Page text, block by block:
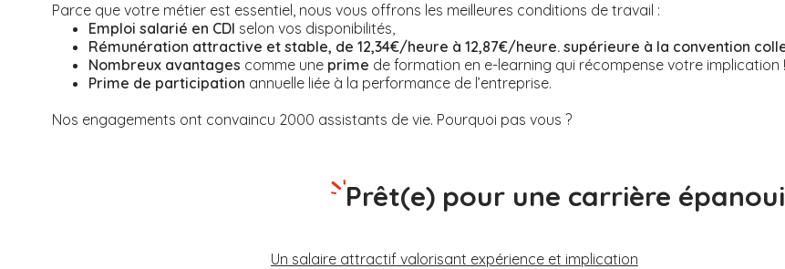
Parce que votre métier est essentiel, nous vous offrons les meilleures conditions de travail :
Emploi salarié en CDI selon vos disponibilités,
Rémunération attractive et stable, de 12,34€/heure à 12,87€/heure. supérieure à la convention
Nombreux avantages comme une prime de formation en e-learning qui récompense votre implication !
Prime de participation annuelle liée à la performance de l’entreprise.
Nos engagements ont convaincu 2000 assistants de vie. Pourquoi pas vous ?
Prêt(e) pour une carrière
Un salaire attractif valorisant expérience et implication